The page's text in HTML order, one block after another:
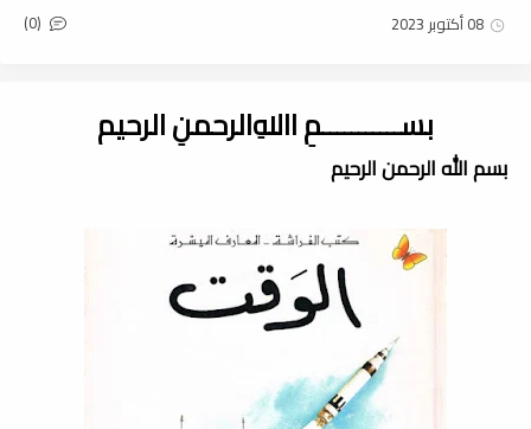
08 أكتوبر 2023 (0)
بســـــــــــمِ اﷲِالرحمنِ الرحيم
بسم الله الرحمن الرحيم